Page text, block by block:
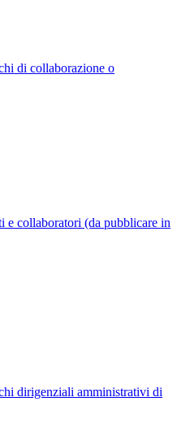
di collaborazione o
e collaboratori (da pubblicare in
dirigenziali amministrativi di